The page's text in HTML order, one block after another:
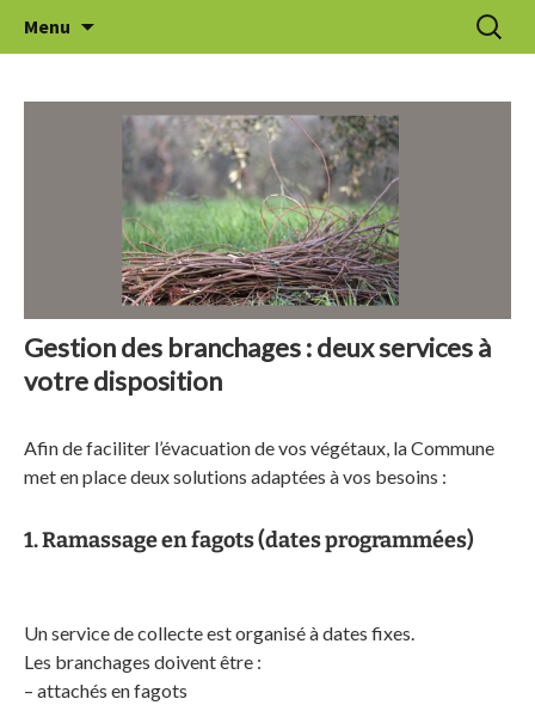
Le Thuit de l'Oison
Menu
Gestion des branchages : deux services à
votre disposition
Afin de faciliter l’évacuation de vos végétaux, la Commune
met en place deux solutions adaptées à vos besoins :
1. Ramassage en fagots (dates programmées)
Un service de collecte est organisé à dates fixes.
Les branchages doivent être :
– attachés en fagots